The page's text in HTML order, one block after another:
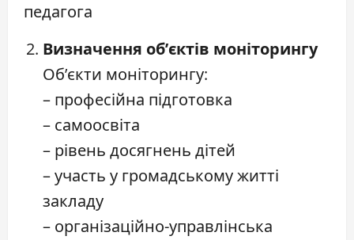
педагога
Визначення об’єктів моніторингу
Об’єкти моніторингу:
– професійна підготовка
– самоосвіта
– рівень досягнень дітей
– участь у громадському житті
закладу
– організаційно-управлінська